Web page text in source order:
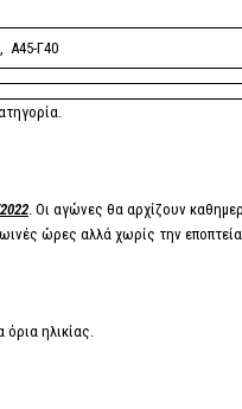
Α45-Γ40
. Οι αγώνες θα αρχίζουν
ώρες αλλά χωρίς την εποπτεία
όρια ηλικίας.